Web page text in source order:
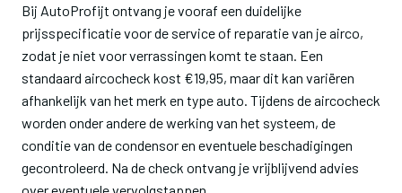
Bij AutoProfijt ontvang je vooraf een duidelijke
prijsspecificatie voor de service of reparatie van je airco,
zodat je niet voor verrassingen komt te staan. Een
standaard aircocheck kost €19,95, maar dit kan variëren
afhankelijk van het merk en type auto. Tijdens de aircocheck
worden onder andere de werking van het systeem, de
conditie van de condensor en eventuele beschadigingen
gecontroleerd. Na de check ontvang je vrijblijvend advies
over eventuele vervolgstappen.